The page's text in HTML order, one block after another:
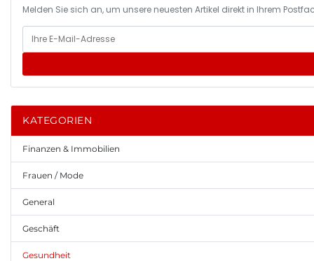
Melden Sie sich an, um unsere neuesten Artikel direkt in Ihrem
KATEGORIEN
Finanzen & Immobilien
Frauen / Mode
General
Geschäft
Gesundheit